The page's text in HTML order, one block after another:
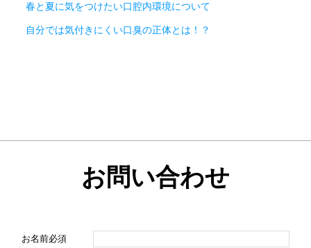
春と夏に気をつけたい口腔内環境について
自分では気付きにくい口臭の正体とは！？
お問い合わせ
お名前必須